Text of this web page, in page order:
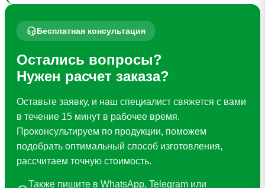
Бесплатная консультация
Остались вопросы?
Нужен расчет заказа?
Оставьте заявку, и наш специалист свяжется с вами
в течение 15 минут в рабочее время.
Проконсультируем по продукции, поможем
подобрать оптимальный способ изготовления,
рассчитаем точную стоимость.
Также пишите в WhatsApp, Telegram или